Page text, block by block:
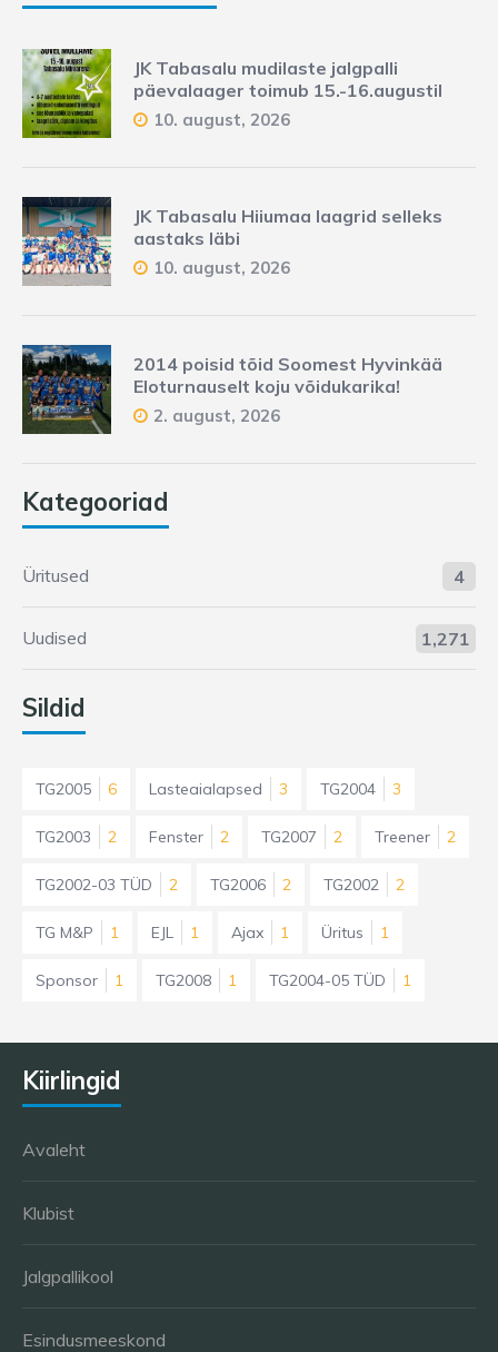
JK Tabasalu mudilaste jalgpalli
päevalaager toimub 15.-16.augustil
10. august, 2026
JK Tabasalu Hiiumaa laagrid selleks
aastaks läbi
10. august, 2026
2014 poisid tõid Soomest Hyvinkää
Eloturnauselt koju võidukarika!
2. august, 2026
Kategooriad
Üritused 4
Uudised 1,271
Sildid
TG2005 6 Lasteaialapsed 3 TG2004 3
TG2003 2 Fenster 2 TG2007 2 Treener 2
TG2002-03 TÜD 2 TG2006 2 TG2002 2
TG M&P 1 EJL 1 Ajax 1 Üritus 1
Sponsor 1 TG2008 1 TG2004-05 TÜD 1
Kiirlingid
Avaleht
Klubist
Jalgpallikool
Esindusmeeskond